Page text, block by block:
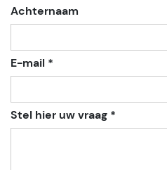
Achternaam
E-mail *
Stel hier uw vraag *